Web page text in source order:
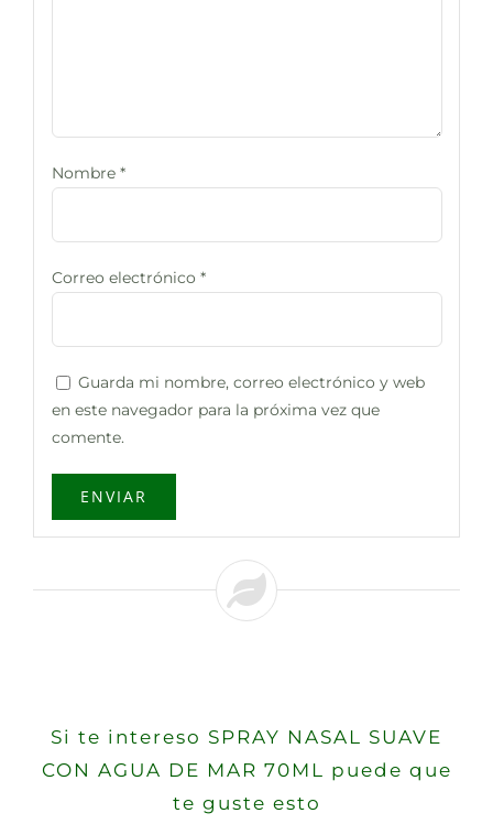
Nombre *
Correo electrónico *
Guarda mi nombre, correo electrónico y web
en este navegador para la próxima vez que
comente.
Si te intereso SPRAY NASAL SUAVE
CON AGUA DE MAR 70ML puede que
te guste esto